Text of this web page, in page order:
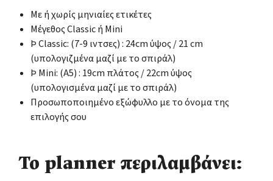
Με ή χωρίς μηνιαίες ετικέτες
Μέγεθος Classic ή Mini
Þ Classic: (7-9 ιντσες) : 24cm ύψος / 21 cm
(υπολογιζμένα μαζί με το σπιράλ)
Þ Mini: (Α5) : 19cm πλάτος / 22cm ύψος
(υπολογισμένα μαζί με το σπιράλ)
Προσωποποιημένο εξώφυλλο με το όνομα της
επιλογής σου
Το planner περιλαμβάνει: